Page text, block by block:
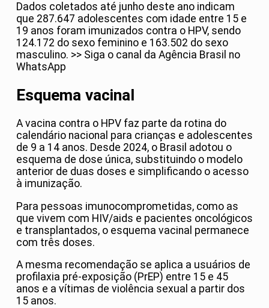
Dados coletados até junho deste ano indicam
que 287.647 adolescentes com idade entre 15 e
19 anos foram imunizados contra o HPV, sendo
124.172 do sexo feminino e 163.502 do sexo
masculino. >> Siga o canal da Agência Brasil no
WhatsApp
Esquema vacinal
A vacina contra o HPV faz parte da rotina do
calendário nacional para crianças e adolescentes
de 9 a 14 anos. Desde 2024, o Brasil adotou o
esquema de dose única, substituindo o modelo
anterior de duas doses e simplificando o acesso
à imunização.
Para pessoas imunocomprometidas, como as
que vivem com HIV/aids e pacientes oncológicos
e transplantados, o esquema vacinal permanece
com três doses.
A mesma recomendação se aplica a usuários de
profilaxia pré-exposição (PrEP) entre 15 e 45
anos e a vítimas de violência sexual a partir dos
15 anos.